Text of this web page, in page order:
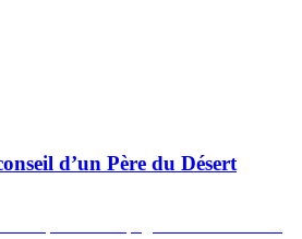
d’un Père du Désert